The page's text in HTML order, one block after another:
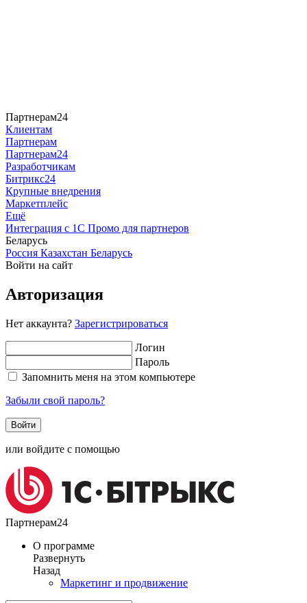
Партнерам24
Клиентам
Партнерам
Партнерам24
Разработчикам
Битрикс24
Крупные внедрения
Маркетплейс
Ещё
Интеграция с 1С Промо для партнеров
Беларусь
Россия Казахстан Беларусь
Войти на сайт
Авторизация
Нет аккаунта? Зарегистрироваться
Логин
Пароль
Запомнить меня на этом компьютере
Забыли свой пароль?
или войдите с помощью
Партнерам24
О программе
Развернуть
Назад
Маркетинг и продвижение